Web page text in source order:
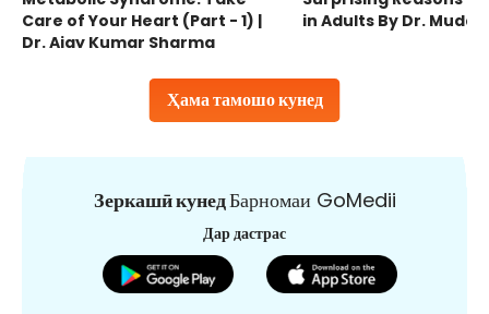
Ҳама тамошо кунед
Care of Your Heart (Part - 1) |
Dr. Ajay Kumar Sharma
in Adults By Dr.
Зеркашӣ кунедБарномаи GoMedii
Дар дастрас